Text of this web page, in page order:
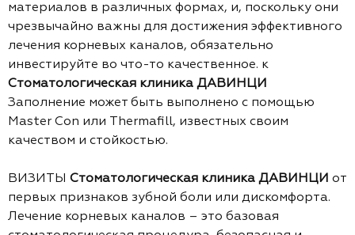
материалов в различных формах, и, поскольку они
чрезвычайно важны для достижения эффективного
лечения корневых каналов, обязательно
инвестируйте во что-то качественное. к
Стоматологическая клиника ДАВИНЦИ
Заполнение может быть выполнено с помощью
Master Con или Thermafill, известных своим
качеством и стойкостью.
ВИЗИТЫ Стоматологическая клиника ДАВИНЦИ от
первых признаков зубной боли или дискомфорта.
Лечение корневых каналов – это базовая